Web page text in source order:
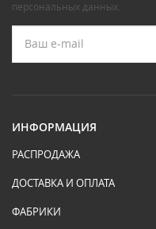
персональных данных.
ИНФОРМАЦИЯ
РАСПРОДАЖА
ДОСТАВКА И ОПЛАТА
ФАБРИКИ